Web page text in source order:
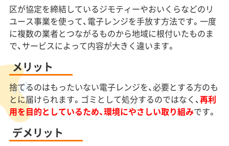
区が協定を締結しているジモティーやおいくらなどのリ
ユース事業を使って、電子レンジを手放す方法です。一度
に複数の業者とつながるものから地域に根付いたものま
で、サービスによって内容が大きく違います。
メリット
捨てるのはもったいない電子レンジを、必要とする方のも
とに届けられます。ゴミとして処分するのではなく、再利
用を目的としているため、環境にやさしい取り組みです。
デメリット